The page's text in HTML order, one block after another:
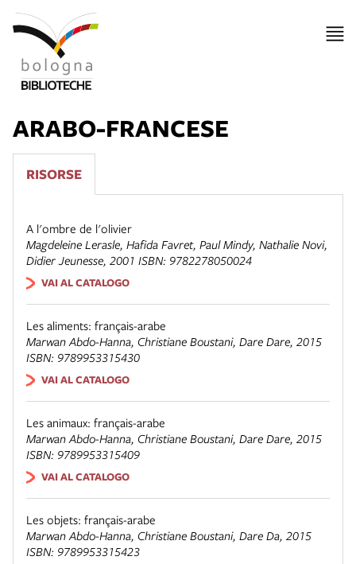
ARABO-FRANCESE
RISORSE
A l'ombre de l'olivier
Magdeleine Lerasle, Hafida Favret, Paul Mindy, Nathalie Novi,
Didier Jeunesse, 2001 ISBN: 9782278050024
VAI AL CATALOGO
Les aliments: français-arabe
Marwan Abdo-Hanna, Christiane Boustani, Dare Dare, 2015
ISBN: 9789953315430
VAI AL CATALOGO
Les animaux: français-arabe
Marwan Abdo-Hanna, Christiane Boustani, Dare Dare, 2015
ISBN: 9789953315409
VAI AL CATALOGO
Les objets: français-arabe
Marwan Abdo-Hanna, Christiane Boustani, Dare Da, 2015
ISBN: 9789953315423